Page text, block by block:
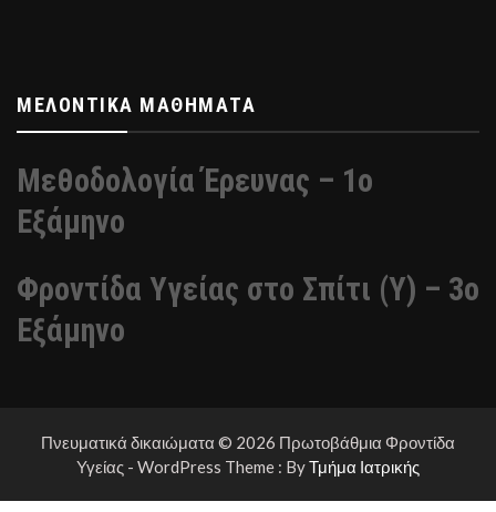
ΜΕΛΟΝΤΙΚΆ ΜΑΘΉΜΑΤΑ
Μεθοδολογία Έρευνας – 1ο
Εξάμηνο
Φροντίδα Υγείας στο Σπίτι (Υ) – 3ο
Εξάμηνο
Πνευματικά δικαιώματα © 2026 Πρωτοβάθμια Φροντίδα
Υγείας - WordPress Theme : ByΤμήμα Ιατρικής